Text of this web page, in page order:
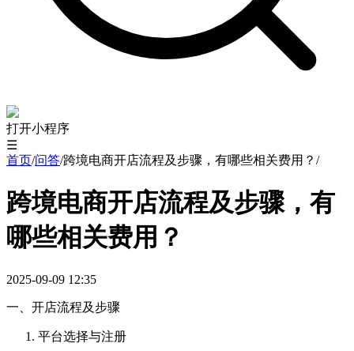
打开小程序
☰
首页/问答/跨境电商开店流程及步骤，有哪些相关费用？ /
跨境电商开店流程及步骤，有
哪些相关费用？
2025-09-09 12:35
一、开店流程及步骤
平台选择与注册